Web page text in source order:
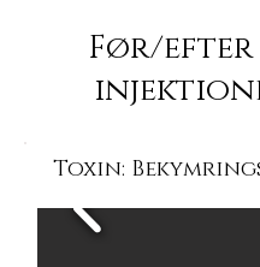
Før/efter
Toxin: